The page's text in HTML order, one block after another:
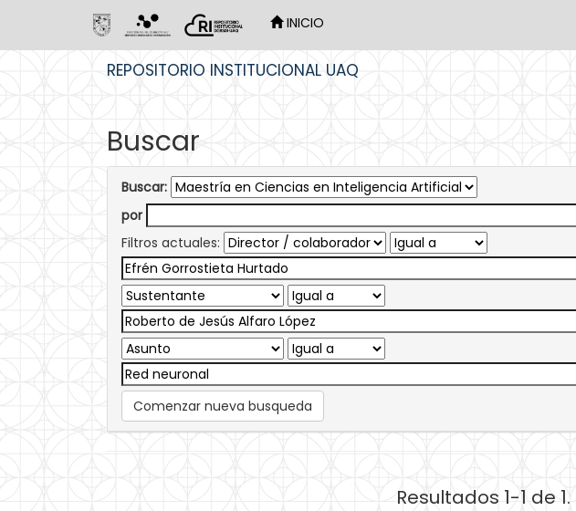
INICIO
REPOSITORIO INSTITUCIONAL UAQ
Buscar
Buscar:
por
Filtros actuales:
Comenzar nueva busqueda
Resultados 1-1 de 1.